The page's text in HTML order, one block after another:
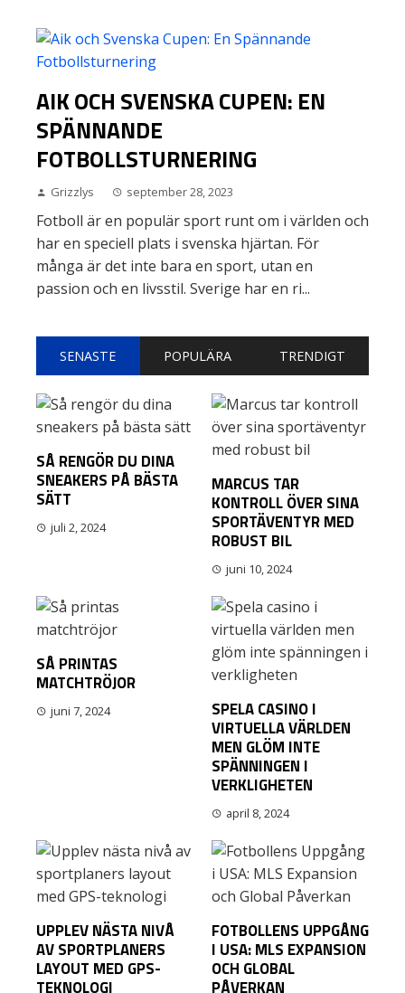
AIK OCH SVENSKA CUPEN: EN
SPÄNNANDE
FOTBOLLSTURNERING
Grizzlys september 28, 2023
Fotboll är en populär sport runt om i världen och
har en speciell plats i svenska hjärtan. För
många är det inte bara en sport, utan en
passion och en livsstil. Sverige har en ri...
SENASTE POPULÄRA TRENDIGT
SÅ RENGÖR DU DINA
SNEAKERS PÅ BÄSTA
SÄTT
juli 2, 2024
MARCUS TAR
KONTROLL ÖVER SINA
SPORTÄVENTYR MED
ROBUST BIL
juni 10, 2024
SÅ PRINTAS
MATCHTRÖJOR
juni 7, 2024
SPELA CASINO I
VIRTUELLA VÄRLDEN
MEN GLÖM INTE
SPÄNNINGEN I
VERKLIGHETEN
april 8, 2024
UPPLEV NÄSTA NIVÅ
AV SPORTPLANERS
LAYOUT MED GPS-
TEKNOLOGI
FOTBOLLENS UPPGÅNG
I USA: MLS EXPANSION
OCH GLOBAL
PÅVERKAN